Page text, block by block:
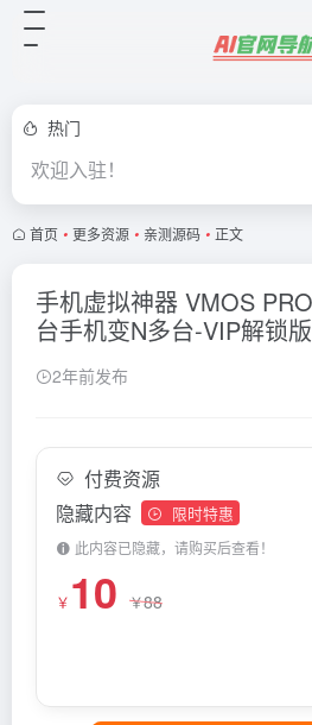
热门
欢迎入驻！
首页 • 更多资源 • 亲测源码 • 正文
手机虚拟神器 VMOS
台手机变N多台-VIP解锁版
2年前发布
付费资源
隐藏内容
限时特惠
此内容已隐藏，请购买后查看！
￥ 10 ￥88